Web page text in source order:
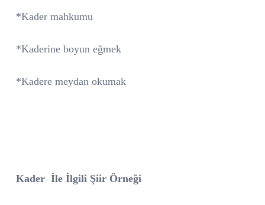
*Kader mahkumu
*Kaderine boyun eğmek
*Kadere meydan okumak
Kader İle İlgili Şiir Örneği